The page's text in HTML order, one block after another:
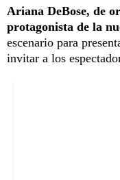
Ariana DeBose, de
protagonista de la
escenario para
invitar a los